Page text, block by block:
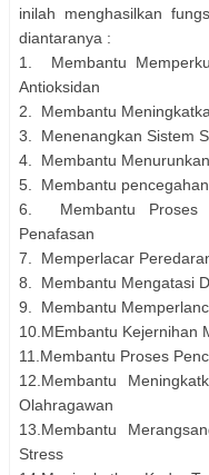
inilah menghasilkan
diantaranya :
1.
Membantu
Antioksidan
2. Membantu
3. Menenangkan Sistem
4. Membantu
5. Membantu
6. Membantu Proses
Penafasan
7. Memperlacar
8. Membantu Mengatasi
9. Membantu
10.MEmbantu Kejernihan
11.Membantu Proses
12.Membantu
Olahragawan
13.Membantu
Stress